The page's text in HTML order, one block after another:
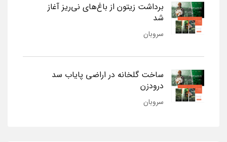
برداشت زیتون از باغ‌های نی‌ریز آغاز
شد
سروبان
ساخت گلخانه در اراضی پایاب سد
درودزن
سروبان